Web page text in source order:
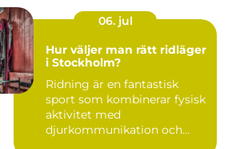
06. jul
Hur väljer man rätt ridläger
i Stockholm?
Ridning är en fantastisk
sport som kombinerar fysisk
aktivitet med
djurkommunikation och